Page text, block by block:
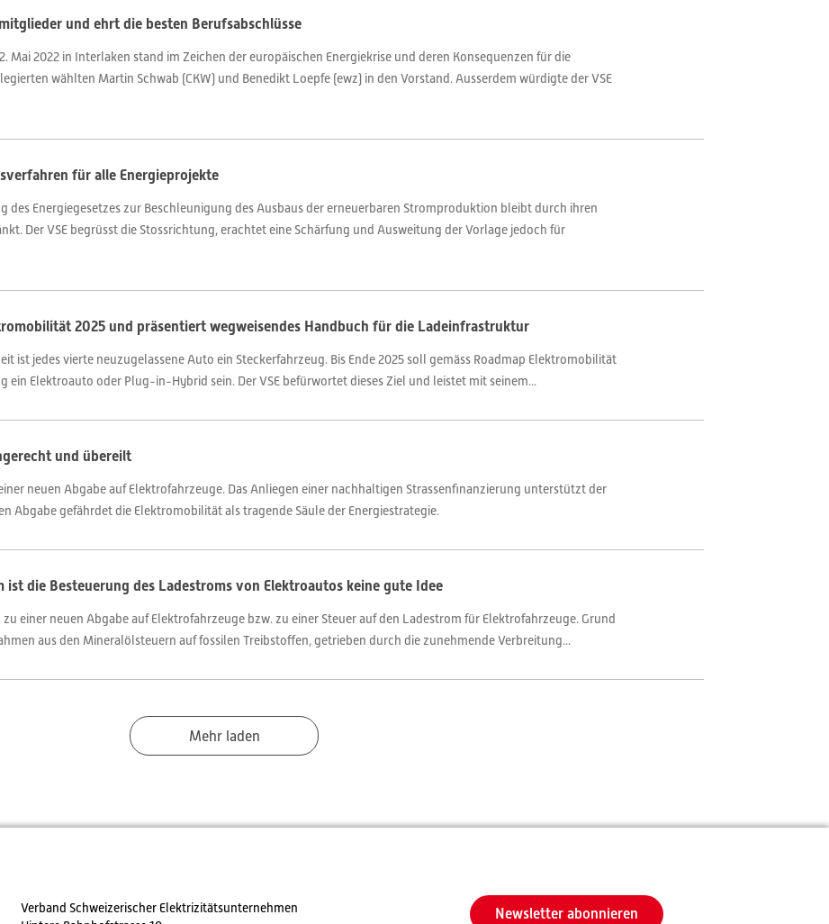
und ehrt die besten Berufsabschlüsse
Mai 2022 in Interlaken stand im Zeichen der europäischen Energiekrise und deren Konsequenzen für die
wählten Martin Schwab (CKW) und Benedikt Loepfe (ewz) in den Vorstand. Ausserdem würdigte der VSE
für alle Energieprojekte
des Energiegesetzes zur Beschleunigung des Ausbaus der erneuerbaren Stromproduktion bleibt durch ihren
Der VSE begrüsst die Stossrichtung, erachtet eine Schärfung und Ausweitung der Vorlage jedoch für
2025 und präsentiert wegweisendes Handbuch für die Ladeinfrastruktur
ist jedes vierte neuzugelassene Auto ein Steckerfahrzeug. Bis Ende 2025 soll gemäss Roadmap Elektromobilität
ein Elektroauto oder Plug-in-Hybrid sein. Der VSE befürwortet dieses Ziel und leistet mit seinem...
und übereilt
neuen Abgabe auf Elektrofahrzeuge. Das Anliegen einer nachhaltigen Strassenfinanzierung unterstützt der
Abgabe gefährdet die Elektromobilität als tragende Säule der Energiestrategie.
die Besteuerung des Ladestroms von Elektroautos keine gute Idee
einer neuen Abgabe auf Elektrofahrzeuge bzw. zu einer Steuer auf den Ladestrom für Elektrofahrzeuge. Grund
aus den Mineralölsteuern auf fossilen Treibstoffen, getrieben durch die zunehmende Verbreitung...
Mehr laden
Verband Schweizerischer Elektrizitätsunternehmen
Newsletter abonnieren